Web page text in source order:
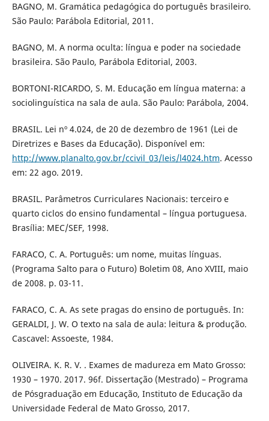
BAGNO, M. Gramática pedagógica do português brasileiro.
São Paulo: Parábola Editorial, 2011.
BAGNO, M. A norma oculta: língua e poder na sociedade
brasileira. São Paulo, Parábola Editorial, 2003.
BORTONI-RICARDO, S. M. Educação em língua materna: a
sociolinguística na sala de aula. São Paulo: Parábola, 2004.
BRASIL. Lei nº 4.024, de 20 de dezembro de 1961 (Lei de
Diretrizes e Bases da Educação). Disponível em:
http://www.planalto.gov.br/ccivil_03/leis/l4024.htm. Acesso
em: 22 ago. 2019.
BRASIL. Parâmetros Curriculares Nacionais: terceiro e
quarto ciclos do ensino fundamental – língua portuguesa.
Brasília: MEC/SEF, 1998.
FARACO, C. A. Português: um nome, muitas línguas.
(Programa Salto para o Futuro) Boletim 08, Ano XVIII, maio
de 2008. p. 03-11.
FARACO, C. A. As sete pragas do ensino de português. In:
GERALDI, J. W. O texto na sala de aula: leitura & produção.
Cascavel: Assoeste, 1984.
OLIVEIRA. K. R. V. . Exames de madureza em Mato Grosso:
1930 – 1970. 2017. 96f. Dissertação (Mestrado) – Programa
de Pósgraduação em Educação, Instituto de Educação da
Universidade Federal de Mato Grosso, 2017.